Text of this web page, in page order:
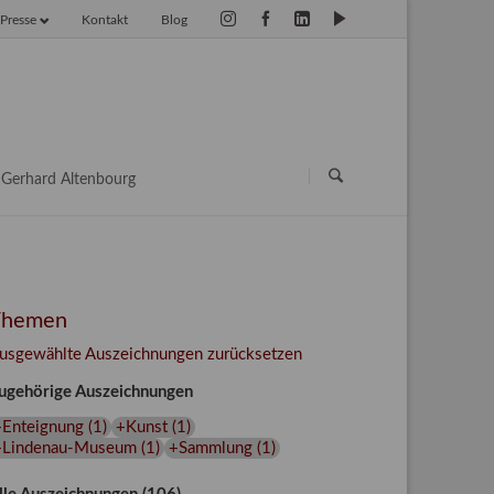
Blog
Kontakt
Presse
Gerhard Altenbourg
Auszeichnungen zurücksetzen
Auszeichnungen
(1 ) +Kunst(1 )
Museum(1 ) +Sammlung(1 )